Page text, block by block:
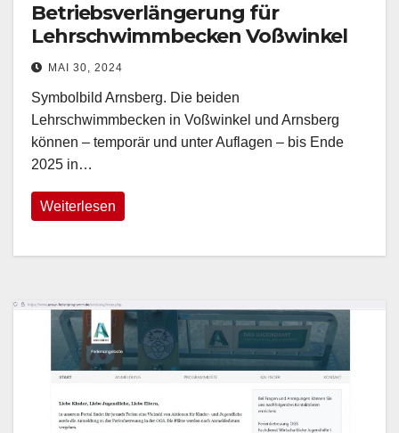
Betriebsverlängerung für
Lehrschwimmbecken Voßwinkel
und Arnsberg
MAI 30, 2024
Symbolbild Arnsberg. Die beiden
Lehrschwimmbecken in Voßwinkel und Arnsberg
können – temporär und unter Auflagen – bis Ende
2025 in…
Weiterlesen